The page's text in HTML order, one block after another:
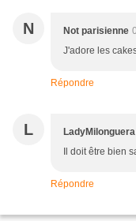
N Not parisienne
J'adore les
Répondre
L LadyMilonguera
Il doit être bien
Répondre